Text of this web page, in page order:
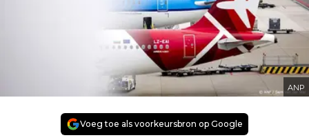
ANP
Voeg toe als voorkeursbron op Google